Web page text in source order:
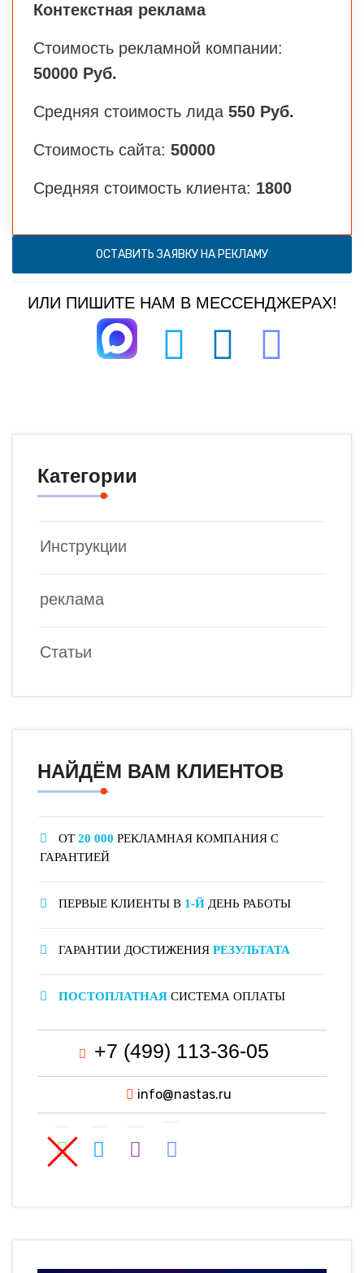
Контекстная реклама
Стоимость рекламной компании:
50000 Руб.
Средняя стоимость лида 550 Руб.
Стоимость сайта: 50000
Средняя стоимость клиента: 1800
ОСТАВИТЬ ЗАЯВКУ НА РЕКЛАМУ
ИЛИ ПИШИТЕ НАМ В МЕССЕНДЖЕРАХ!
Категории
Инструкции
реклама
Статьи
НАЙДЁМ ВАМ КЛИЕНТОВ
ОТ 20 000 РЕКЛАМНАЯ КОМПАНИЯ С
ГАРАНТИЕЙ
ПЕРВЫЕ КЛИЕНТЫ В 1-Й ДЕНЬ РАБОТЫ
ГАРАНТИИ ДОСТИЖЕНИЯ РЕЗУЛЬТАТА
ПОСТОПЛАТНАЯ СИСТЕМА ОПЛАТЫ
+7 (499) 113-36-05
info@nastas.ru